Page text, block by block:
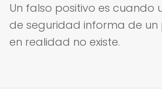
Un falso positivo es cuando
de seguridad informa de
en realidad no existe.